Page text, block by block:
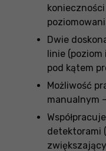
Dwie
linie (poziom
pod kątem
Możliwość
manualnym
detektorami